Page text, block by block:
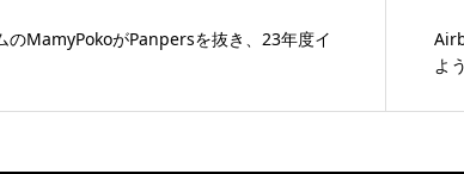
のMamyPokoがPanpersを抜き、23年度イ
よ